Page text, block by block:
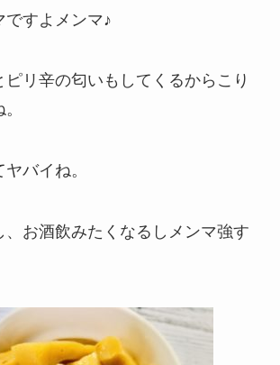
ですよメンマ♪
ピリ辛の匂いもしてくるからこり
バイね。
、お酒飲みたくなるしメンマ強す